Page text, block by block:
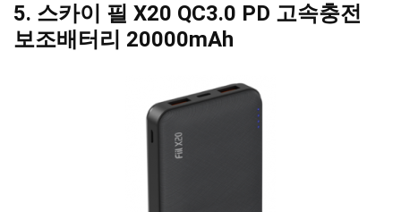
5. 스카이 필 X20 QC3.0 PD 고속충전
보조배터리 20000mAh